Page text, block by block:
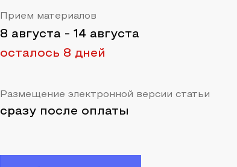
Прием материалов
8 августа - 14 августа
осталось 8 дней
Размещение электронной версии статьи
сразу после оплаты